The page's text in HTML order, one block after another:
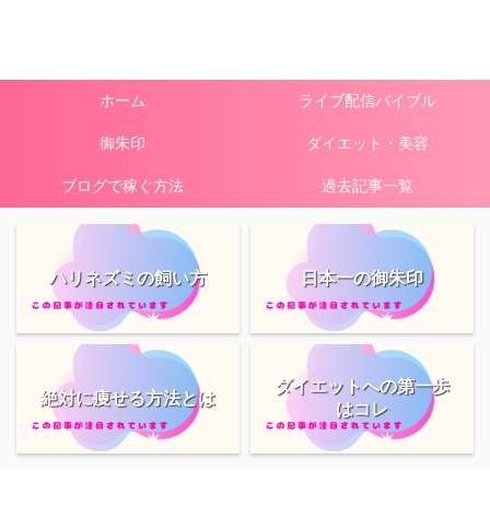
ホーム ライブ配信バイブル
御朱印 ダイエット・美容
ブログで稼ぐ方法 過去記事一覧
ハリネズミの飼い方 日本一の御朱印
絶対に痩せる方法とは
ダイエットへの第一歩
はコレ